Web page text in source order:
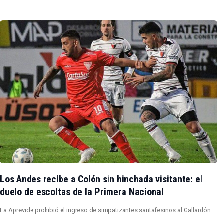
Los Andes recibe a Colón sin hinchada visitante: el
duelo de escoltas de la Primera Nacional
La Aprevide prohibió el ingreso de simpatizantes santafesinos al Gallardón